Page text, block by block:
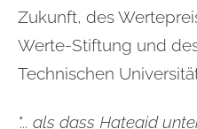
Zukunft, des
Werte-Stiftung und
Technischen
"... als dass Hateaid